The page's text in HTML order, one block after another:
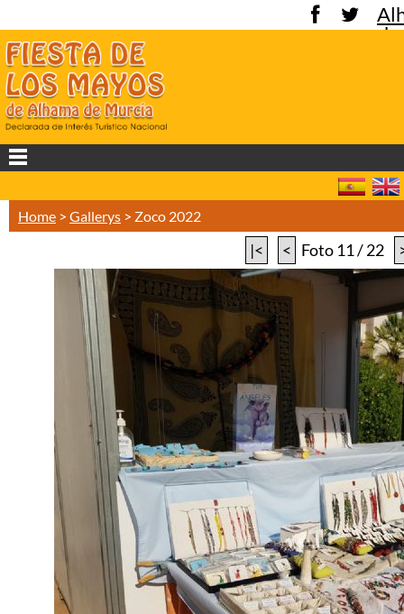
de
Home > Gallerys > Zoco 2022
|< < Foto 11 / 22